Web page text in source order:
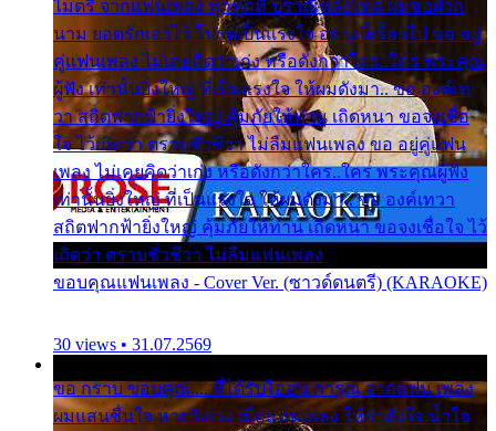
ไมตรี จากแฟนเพลง ทุกทุกที่ ปราณีหลั่งไหล ผมขอฝาก
นาม ยอดรักเอาไว้ โปรดเป็นแรงใจ อย่างนี้เรื่อยไป ขอ อยู่
คู่แฟนเพลง ไม่เคยคิดว่าเก่ง หรือดังกว่าใคร..ใคร พระคุณ
ผู้ฟัง เท่านั้นยิ่งใหญ่ ที่เป็นแรงใจ ให้ผมดังมา.. ขอ องค์เท
วา สถิตฟากฟ้ายิ่งใหญ่ คุ้มภัยให้ท่าน เถิดหนา ขอจงเชื่อ
ใจ ไว้เถิดว่า ตราบชั่วชีวา ไม่ลืมแฟนเพลง ขอ อยู่คู่แฟน
เพลง ไม่เคยคิดว่าเก่ง หรือดังกว่าใคร..ใคร พระคุณผู้ฟัง
เท่านั้นยิ่งใหญ่ ที่เป็นแรงใจ ให้ผมดังมา.. ขอ องค์เทวา
สถิตฟากฟ้ายิ่งใหญ่ คุ้มภัยให้ท่าน เถิดหนา ขอจงเชื่อใจ ไว้
เถิดว่า ตราบชั่วชีวา ไม่ลืมแฟนเพลง
ขอบคุณแฟนเพลง - Cover Ver. (ซาวด์ดนตรี) (KARAOKE)
30 views • 31.07.2569
ขอ กราบ ขอบคุณ.... ที่ได้รับไออุ่น การุณ จากแฟน เพลง
ผมแสนชื่นใจ หายวังเวง เมื่อแฟนเพลง ให้กำลังใจ น้ำใจ